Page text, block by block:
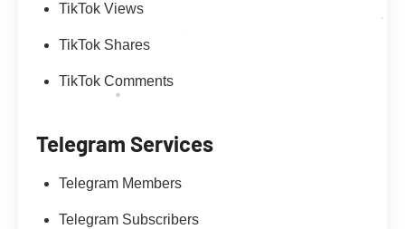
TikTok Views
TikTok Shares
TikTok Comments
Telegram Services
Telegram Members
Telegram Subscribers